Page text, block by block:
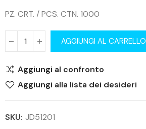
PZ. CRT. / PCS. CTN. 1000
AGGIUNGI AL CARRELLO
Aggiungi al confronto
Aggiungi alla lista dei desideri
SKU: JD51201